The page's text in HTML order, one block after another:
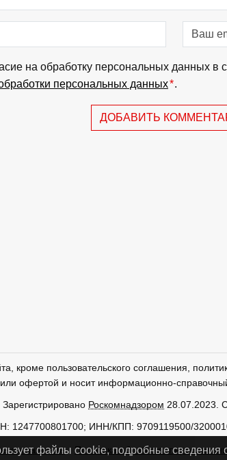
на обработку персональных данных в
персональных данных*.
ДОБАВИТЬ
кроме пользовательского соглашения,
офертой и носит информационно-
Роскомнадзором 28.07.2023.
1247700801700; ИНН/КПП: 9709119500/
соглашение Политика обработки
файлы cookie, подробные